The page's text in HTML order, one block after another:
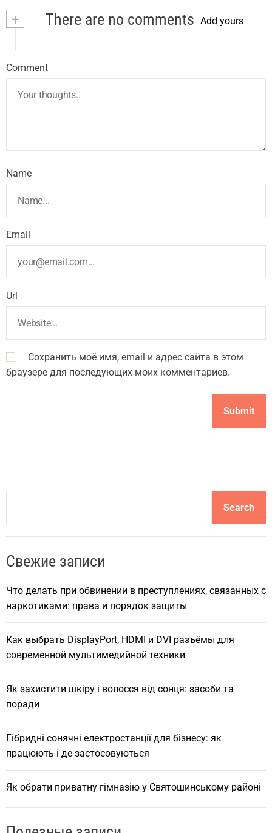
+ There are no comments Add yours
Comment
Name
Email
Url
Сохранить моё имя, email и адрес сайта в этом
браузере для последующих моих комментариев.
a
c
Search
Свежие записи
Что делать при обвинении в преступлениях, связанных с
наркотиками: права и порядок защиты
Как выбрать DisplayPort, HDMI и DVI разъёмы для
современной мультимедийной техники
Як захистити шкіру і волосся від сонця: засоби та
поради
Гібридні сонячні електростанції для бізнесу: як
працюють і де застосовуються
Як обрати приватну гімназію у Святошинському районі